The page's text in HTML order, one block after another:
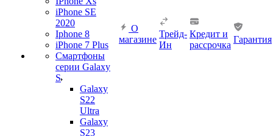
iPhone SE
2020
Iphone 8
iPhone 7 Plus
Смартфоны
серии Galaxy
S
Galaxy
S22
Ultra
Galaxy
S23
О
магазине
Трейд-
Ин
Кредит и
рассрочка
Гарантия